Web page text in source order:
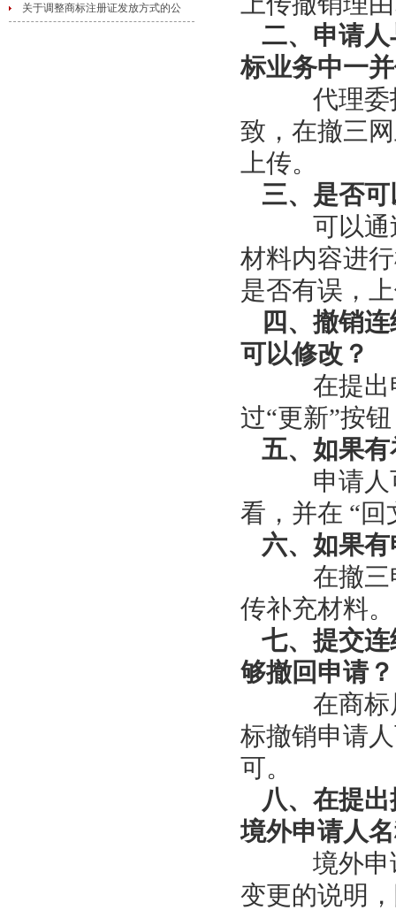
关于调整商标注册证发放方式的公
二、申请
标业务中一
代理委托
致，在撤三
上传。
三、是否
可以通过
材料内容进
是否有误，
四、撤销
可以修改？
在提出申
过“更新”按
五、如果
申请人可
看，并在 “回
六、如果
在撤三申
传补充材料。
七、提交
够撤回申请？
在商标局
标撤销申请
可。
八、在提
境外申请人
境外申请
变更的说明